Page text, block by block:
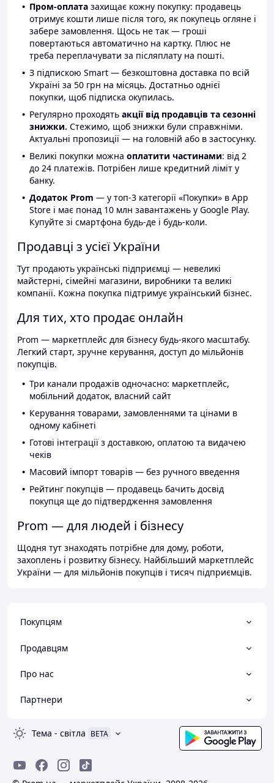
Пром-оплата захищає кожну покупку: продавець
отримує кошти лише після того, як покупець огляне і
забере замовлення. Щось не так — гроші
повертаються автоматично на картку. Плюс не
треба переплачувати за післяплату на пошті.
З підпискою Smart — безкоштовна доставка по всій
Україні за 50 грн на місяць. Достатньо однієї
покупки, щоб підписка окупилась.
Регулярно проходять акції від продавців та сезонні
знижки. Стежимо, щоб знижки були справжніми.
Актуальні пропозиції — на головній або в застосунку.
Великі покупки можна оплатити частинами: від 2
до 24 платежів. Потрібен лише кредитний ліміт у
банку.
Додаток Prom — у топ-3 категорії «Покупки» в App
Store і має понад 10 млн завантажень у Google Play.
Купуйте зі смартфона будь-де і будь-коли.
Продавці з усієї України
Тут продають українські підприємці — невеликі
майстерні, сімейні магазини, виробники та великі
компанії. Кожна покупка підтримує український бізнес.
Для тих, хто продає онлайн
Prom — маркетплейс для бізнесу будь-якого масштабу.
Легкий старт, зручне керування, доступ до мільйонів
покупців.
Три канали продажів одночасно: маркетплейс,
мобільний додаток, власний сайт
Керування товарами, замовленнями та цінами в
одному кабінеті
Готові інтеграції з доставкою, оплатою та видачею
чеків
Масовий імпорт товарів — без ручного введення
Рейтинг покупців — продавець бачить досвід
покупця ще до підтвердження замовлення
Prom — для людей і бізнесу
Щодня тут знаходять потрібне для дому, роботи,
захоплень і розвитку бізнесу. Найбільший маркетплейс
України — для мільйонів покупців і тисяч підприємців.
Покупцям
Продавцям
Про нас
Партнери
Тема - світла BETA